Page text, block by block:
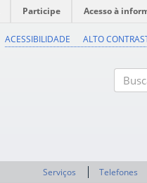
Participe Acesso à
ACESSIBILIDADE ALTO
Serviços Telefones